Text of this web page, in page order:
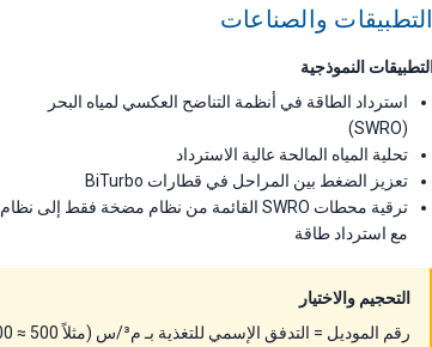
التطبيقات والصناعات
التطبيقات النموذجية
استرداد الطاقة في أنظمة التناضح العكسي لمياه البحر
(SWRO)
تحلية المياه المالحة عالية الاسترداد
تعزيز الضغط بين المراحل في قطارات BiTurbo
ترقية محطات SWRO القائمة من نظام مضخة فقط إلى نظام
مع استرداد طاقة
التحجيم والاختيار